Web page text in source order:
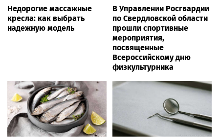
Недорогие массажные
кресла: как выбрать
надежную модель
В Управлении Росгвардии
по Свердловской области
прошли спортивные
мероприятия,
посвященные
Всероссийскому дню
физкультурника